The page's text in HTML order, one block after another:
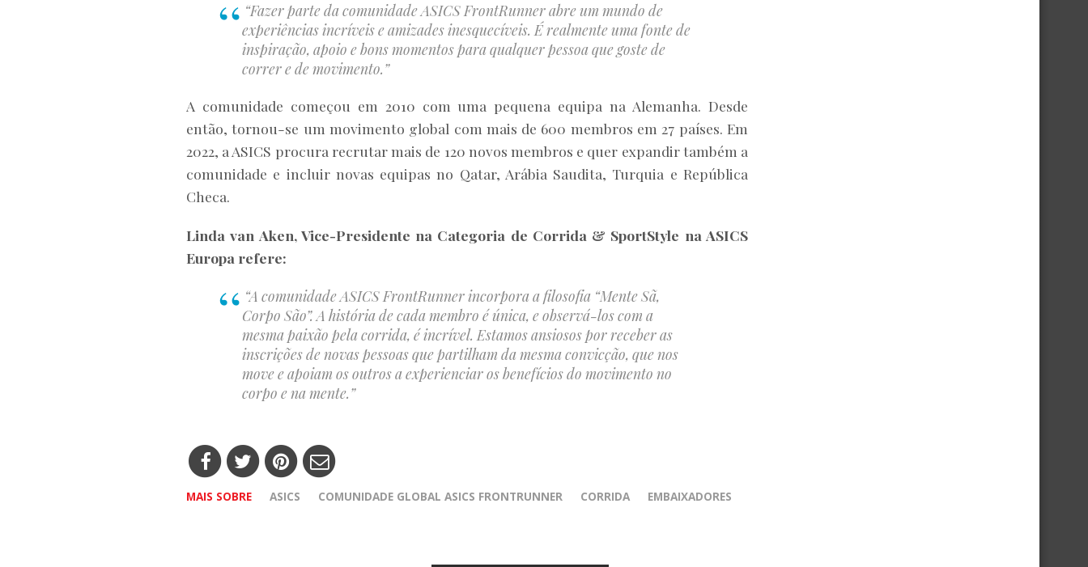
“Fazer parte da comunidade ASICS FrontRunner abre um mundo de
experiências incríveis e amizades inesquecíveis. É realmente uma fonte de
inspiração, apoio e bons momentos para qualquer pessoa que goste de
correr e de movimento.”
A comunidade começou em 2010 com uma pequena equipa na Alemanha. Desde
então, tornou-se um movimento global com mais de 600 membros em 27 países. Em
2022, a ASICS procura recrutar mais de 120 novos membros e quer expandir também a
comunidade e incluir novas equipas no Qatar, Arábia Saudita, Turquia e República
Checa.
Linda van Aken, Vice-Presidente na Categoria de Corrida & SportStyle na ASICS
Europa refere:
“A comunidade ASICS FrontRunner incorpora a filosofia “Mente Sã,
Corpo São”. A história de cada membro é única, e observá-los com a
mesma paixão pela corrida, é incrível. Estamos ansiosos por receber as
inscrições de novas pessoas que partilham da mesma convicção, que nos
move e apoiam os outros a experienciar os benefícios do movimento no
corpo e na mente.”
MAIS SOBRE ASICS COMUNIDADE GLOBAL ASICS FRONTRUNNER CORRIDA EMBAIXADORES